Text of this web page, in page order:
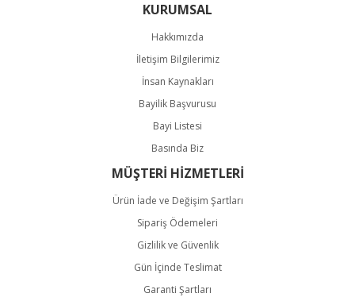
KURUMSAL
Hakkımızda
İletişim Bilgilerimiz
İnsan Kaynakları
Bayilik Başvurusu
Bayi Listesi
Basında Biz
MÜŞTERİ HİZMETLERİ
Ürün İade ve Değişim Şartları
Sipariş Ödemeleri
Gizlilik ve Güvenlik
Gün İçinde Teslimat
Garanti Şartları